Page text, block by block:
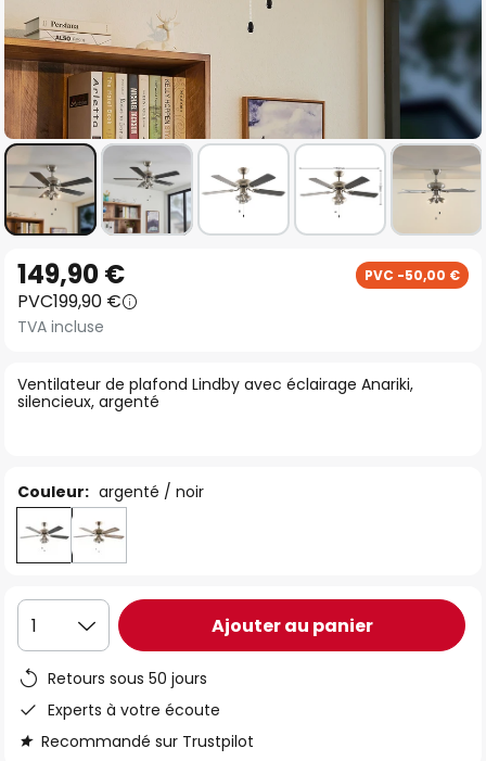
to
the
beginning
the
images
Ventilateur de plafond Lindby avec éclairage Anariki,
silencieux, argenté
149,90 € PVC -50,00 €
PVC199,90 €
TVA incluse
Couleur: argenté / noir
1 Ajouter au panier
Retours sous 50 jours
Experts à votre écoute
Recommandé sur Trustpilot